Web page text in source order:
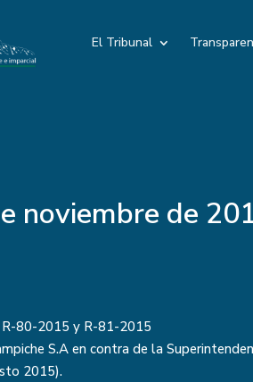
El Tribunal
noviembre de
80-2015 y R-81-2015
S.A en contra de la
2015).